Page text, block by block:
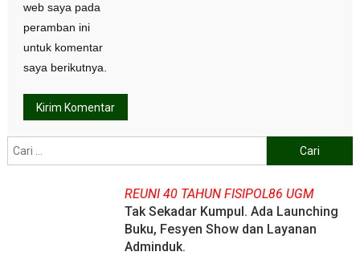
web saya pada
peramban ini
untuk komentar
saya berikutnya.
untuk:
REUNI 40 TAHUN FISIPOL86 UGM
Tak Sekadar Kumpul. Ada Launching
Buku, Fesyen Show dan Layanan
Adminduk.